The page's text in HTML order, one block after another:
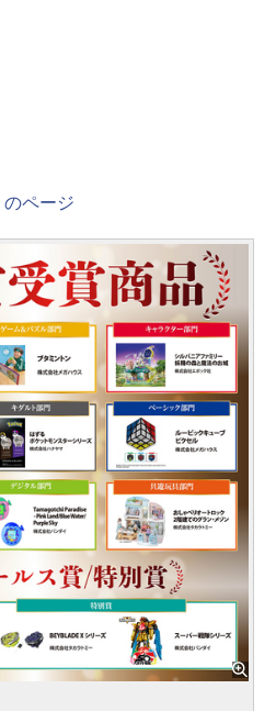
のページ